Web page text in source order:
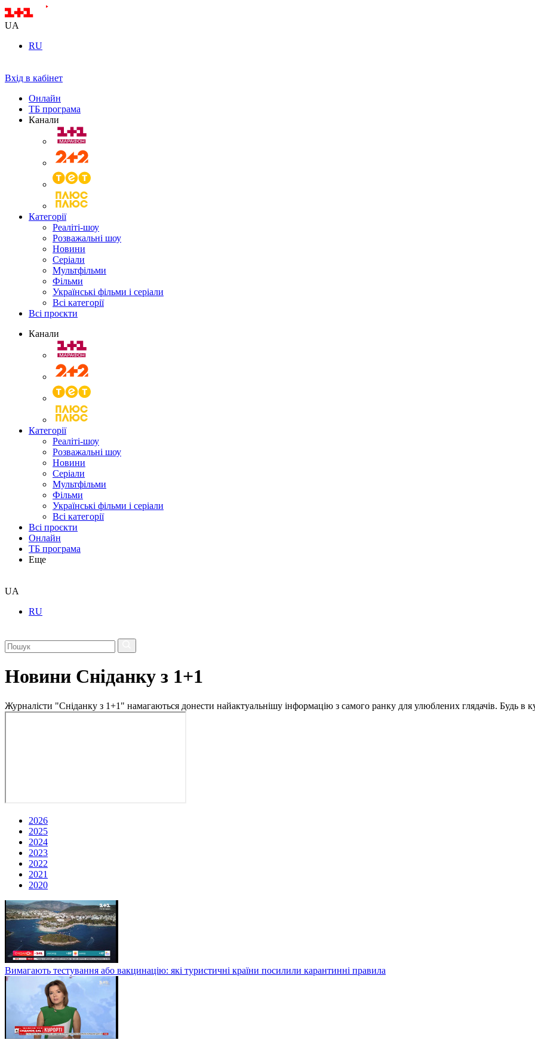
UA
RU
Вхід в кабінет
Онлайн
ТБ програма
Канали
Категорії
Реаліті-шоу
Розважальні шоу
Новини
Серіали
Мультфільми
Фільми
Українські фільми і серіали
Всі категорії
Всі проєкти
Канали
Категорії
Реаліті-шоу
Розважальні шоу
Новини
Серіали
Мультфільми
Фільми
Українські фільми і серіали
Всі категорії
Всі проєкти
Онлайн
ТБ програма
Еще
UA
RU
Новини Сніданку з 1+1
Журналісти "Сніданку з 1+1" намагаються донести найактуальнішу інформацію з самого ранку для улюблених глядачів. Будь в
2026
2025
2024
2023
2022
2021
2020
Вимагають тестування або вакцинацію: які туристичні країни посилили карантинні правила